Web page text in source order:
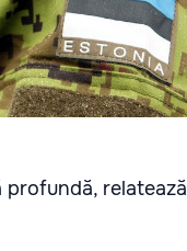
relatează